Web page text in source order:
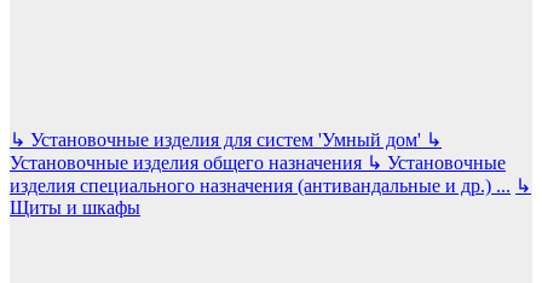
↳ Установочные изделия для систем 'Умный дом' ↳
Установочные изделия общего назначения ↳ Установочные
изделия специального назначения (антивандальные и др.) ... ↳
Щиты и шкафы